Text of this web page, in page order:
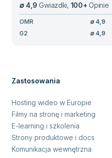
∅ 4,9 Gwiazdki, 100+ Opinie
OMR ∅ 4,9
G2
∅ 4,9
Zastosowania
Hosting wideo w Europie
Filmy na stronę i marketing
E-learning i szkolenia
Strony produktowe i docs
Komunikacja wewnętrzna